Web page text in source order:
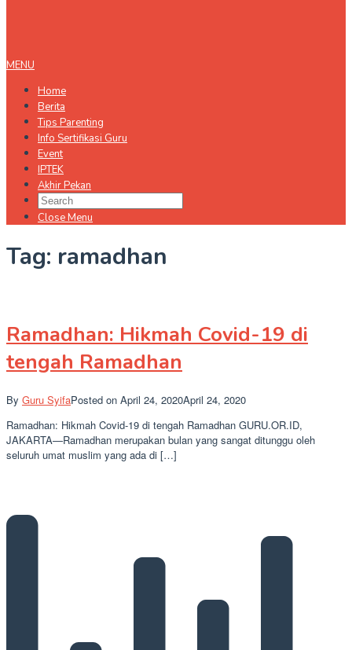
MENU
Home
Berita
Tips Parenting
Info Sertifikasi Guru
Event
IPTEK
Akhir Pekan
Close Menu
Tag: ramadhan
Ramadhan: Hikmah Covid-19 di
tengah Ramadhan
By Guru SyifaPosted on April 24, 2020April 24, 2020
Ramadhan: Hikmah Covid-19 di tengah Ramadhan GURU.OR.ID,
JAKARTA—Ramadhan merupakan bulan yang sangat ditunggu oleh
seluruh umat muslim yang ada di […]